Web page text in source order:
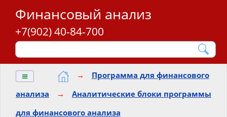
Финансовый анализ
+7(902) 40-84-700
≡ →
Программа для финансового
анализа
→
Аналитические блоки программы
для финансового анализа